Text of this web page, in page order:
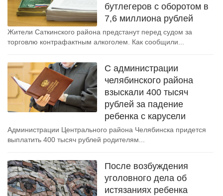
бутлегеров с оборотом в
7,6 миллиона рублей
Жители Саткинского района предстанут перед судом за
торговлю контрафактным алкоголем. Как сообщили...
С администрации
челябинского района
взыскали 400 тысяч
рублей за падение
ребенка с карусели
Администрации Центрального района Челябинска придется
выплатить 400 тысяч рублей родителям...
После возбуждения
уголовного дела об
истязаниях ребенка